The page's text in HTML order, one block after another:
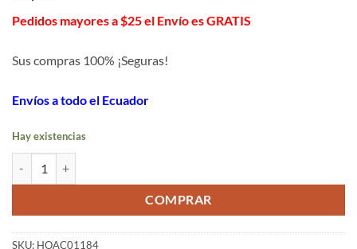
Pedidos mayores a $25 el Envío es GRATIS
Sus compras 100% ¡Seguras!
Envíos a todo el Ecuador
Hay existencias
COMPRAR
SKU: HOAC01184